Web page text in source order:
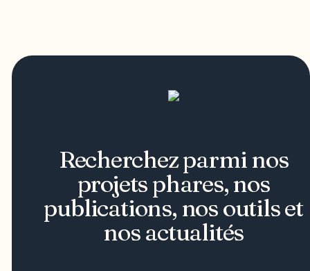
Recherchez parmi nos
projets phares, nos
publications, nos outils et
nos actualités